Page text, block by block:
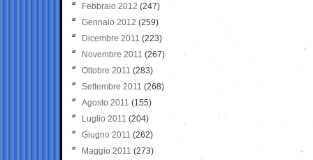
Febbraio 2012 (247)
Gennaio 2012 (259)
Dicembre 2011 (223)
Novembre 2011 (267)
Ottobre 2011 (283)
Settembre 2011 (268)
Agosto 2011 (155)
Luglio 2011 (204)
Giugno 2011 (262)
Maggio 2011 (273)